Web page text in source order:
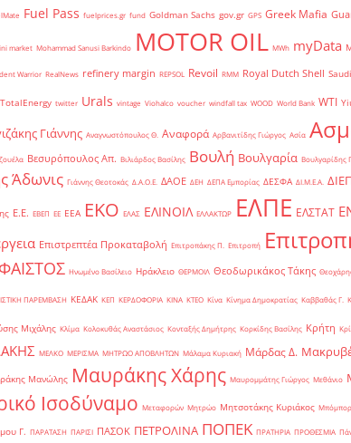
Fuel Pass fuelprices.gr fund Goldman Sachs gov.gr GPS Greek Mafia
market Mohammad Sanusi Barkindo MOTOR OIL MWh myData
Warrior RealNews refinery margin REPSOL Revoil RMM Royal Dutch Shell
TotalEnergy twitter Urals vintage Viohalco voucher windfall tax WOOD World Bank WTI
Γιάννης Αναγνωστόπουλος Θ. Αναφορά Αρβανιτίδης Γιώργος Ασία
Βεσυρόπουλος Απ. Βιλιάρδος Βασίλης Βουλή Βουλγαρία Βουλγαρίδης
Άδωνις Γιάννης Θεοτοκάς Δ.Α.Ο.Ε. ΔΑΟΕ ΔΕΗ ΔΕΠΑ Εμπορίας ΔΕΣΦΑ ΔΙ.Μ.Ε.Α.
Ε.Ε. ΕΒΕΠ ΕΕ ΕΕΑ ΕΚΟ ΕΛΑΣ ΕΛΙΝΟΙΛ ΕΛΛΑΚΤΩΡ ΕΛΠΕ ΕΛΣΤΑΤ
Επιστρεπτέα Προκαταβολή Επιτροπάκης Π. Επιτροπή
Ηνωμένο Βασίλειο Ηράκλειο ΘΕΡΜΟΙΛ Θεοδωρικάκος Τάκης
ΠΑΡΕΜΒΑΣΗ ΚΕΔΑΚ ΚΕΠ ΚΕΡΔΟΦΟΡΙΑ ΚΙΝΑ ΚΤΕΟ Κίνα Κίνημα Δημοκρατίας Καββαθάς Γ.
Μιχάλης Κλίμα Κολοκυθάς Αναστάσιος Κονταξής Δημήτρης Κορκίδης Βασίλης Κρήτη
ΜΕΛΚΟ ΜΕΡΙΣΜΑ ΜΗΤΡΩΟ ΑΠΟΒΛΗΤΩΝ Μάλαμα Κυριακή Μάρδας Δ.
Μανώλης Μαυράκης Χάρης Μαυρομμάτης Γιώργος Μεθάνιο
Ισοδύναμο Μεταφορών Μητρώο Μητσοτάκης Κυριάκος
Γ. ΠΑΡΑΤΑΣΗ ΠΑΡΙΣΙ ΠΑΣΟΚ ΠΕΤΡΟΛΙΝΑ ΠΟΠΕΚ ΠΡΑΤΗΡΙΑ ΠΡΟΘΕΣΜΙΑ